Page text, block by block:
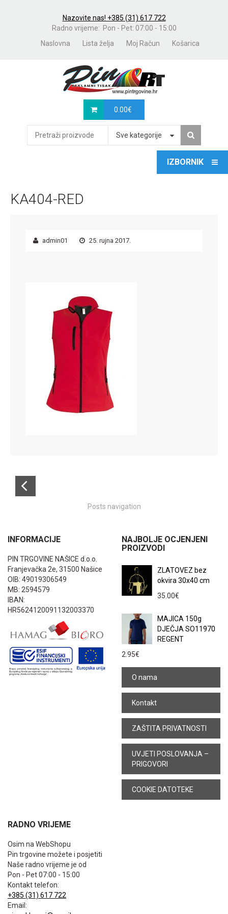
Nazovite nas! +385 (31) 617 722
Radno vrijeme: Pon - Pet: 07:00 - 15:00
Naslovna
Lista želja Moj Račun Košarica
0.00€
Sve kategorije
KA404-RED
admin01 25. rujna 2017.
Posts navigation
INFORMACIJE
PIN TRGOVINE NAŠICE d.o.o.
Franjevačka 2e, 31500 Našice
OIB: 49019306549
MB: 2594579
IBAN:
HR5624120091132003370
NAJBOLJE OCJENJENI
PROIZVODI
ZLATOVEZ bez
okvira 30x40 cm
35.00€
MAJICA 150g
DJEČJA SO11970
REGENT
2.95€
O nama
Kontakt
ZAŠTITA PRIVATNOSTI
UVJETI POSLOVANJA –
PRIGOVORI
COOKIE DATOTEKE
RADNO VRIJEME
Osim na WebShopu
Pin trgovine možete i posjetiti
Naše radno vrijeme je od
Pon - Pet 07:00 - 15:00
Kontakt telefon:
+385 (31) 617 722
Email: